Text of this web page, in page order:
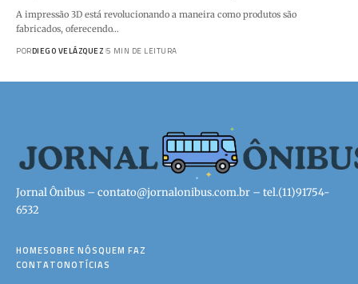
A impressão 3D está revolucionando a maneira como produtos são
fabricados, oferecendo…
PORDIEGO VELÁZQUEZ 5 MIN DE LEITURA
Jornal Ônibus – contato@jornalonibus.com.br – tel.(11)91754-
6532
HOMESOBRE NÓSQUEM FAZ
CONTATONOTÍCIAS